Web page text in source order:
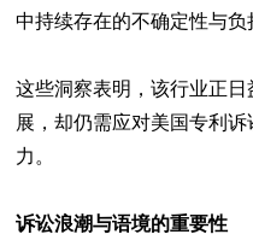
中持续存在的不确定性与负
这些洞察表明，该行业正
展，却仍需应对美国专利
力。
诉讼浪潮与语境的重要性